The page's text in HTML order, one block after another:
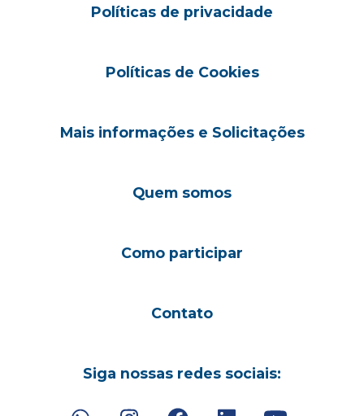
Políticas de privacidade
Políticas de Cookies
Mais informações e Solicitações
Quem somos
Como participar
Contato
Siga nossas redes sociais: